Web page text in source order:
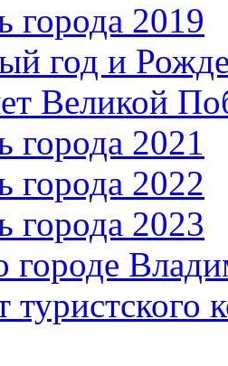
города 2019
год и
Великой
города 2021
города 2022
города 2023
туристского